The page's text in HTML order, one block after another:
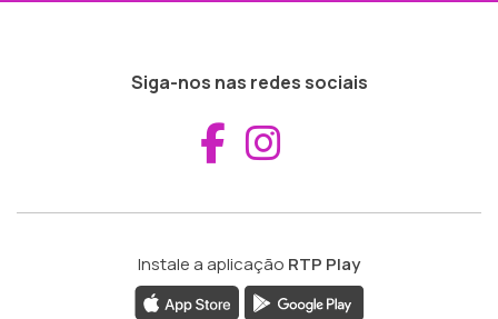
Siga-nos nas redes sociais
Aceder ao
Instale a aplicação RTP Play